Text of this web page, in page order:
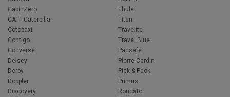
CabinZero
CAT - Caterpillar
Cotopaxi
Contigo
Converse
Delsey
Derby
Doppler
Discovery
Thule
Titan
Travelite
Travel Blue
Pacsafe
Pierre Cardin
Pick & Pack
Primus
Roncato